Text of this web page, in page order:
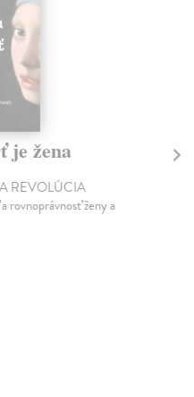
je žena
REVOLÚCIA
ženy a